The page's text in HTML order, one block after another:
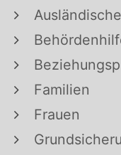
Familien
Frauen